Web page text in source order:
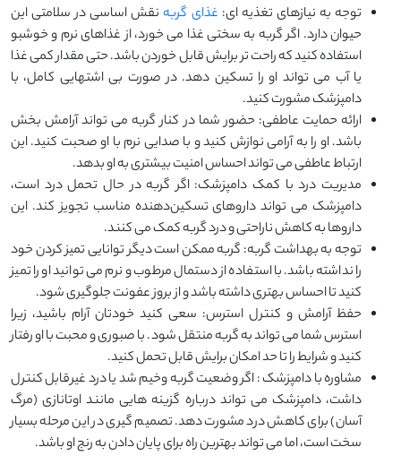
توجه به نیازهای تغذیه ای: غذای گربهنقش اساسی در سلامتی این
حیوان دارد. اگر گربه به سختی غذا می ‌خورد، از غذاهای نرم و خوشبو
استفاده کنید که راحت ‌تر برایش قابل خوردن باشد. حتی مقدار کمی غذا
یا آب می‌ تواند او را تسکین دهد. در صورت بی‌ اشتهایی کامل، با
دامپزشک مشورت کنید.
ارائه حمایت عاطفی: حضور شما در کنار گربه می ‌تواند آرامش ‌بخش
باشد. او را به آرامی نوازش کنید و با صدایی نرم با او صحبت کنید. این
ارتباط عاطفی می ‌تواند احساس امنیت بیشتری به او بدهد.
مدیریت درد با کمک دامپزشک: اگر گربه در حال تحمل درد است،
دامپزشک می ‌تواند داروهای تسکین‌دهنده مناسب تجویز کند. این
داروها به کاهش ناراحتی و درد گربه کمک می ‌کنند.
توجه به بهداشت گربه: گربه ممکن است دیگر توانایی تمیز کردن خود
را نداشته باشد. با استفاده از دستمال مرطوب و نرم می ‌توانید او را تمیز
کنید تا احساس بهتری داشته باشد و از بروز عفونت جلوگیری شود.
حفظ آرامش و کنترل استرس: سعی کنید خودتان آرام باشید، زیرا
استرس شما می ‌تواند به گربه منتقل شود. با صبوری و محبت با او رفتار
کنید و شرایط را تا حد امکان برایش قابل تحمل کنید.
مشاوره با دامپزشک : اگر وضعیت گربه وخیم شد یا درد غیرقابل کنترل
داشت، دامپزشک می ‌تواند درباره گزینه‌ هایی مانند اوتانازی (مرگ
آسان) برای کاهش درد مشورت دهد. تصمیم ‌گیری در این مرحله بسیار
سخت است، اما می ‌تواند بهترین راه برای پایان دادن به رنج او باشد.